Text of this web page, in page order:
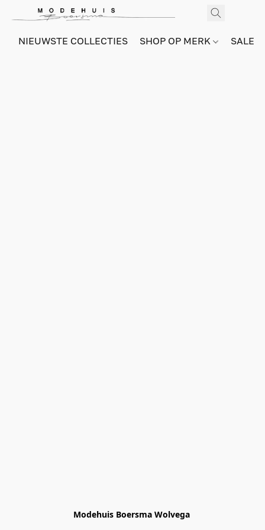
NIEUWSTE COLLECTIES SHOP OP MERK SALE
Modehuis Boersma Wolvega